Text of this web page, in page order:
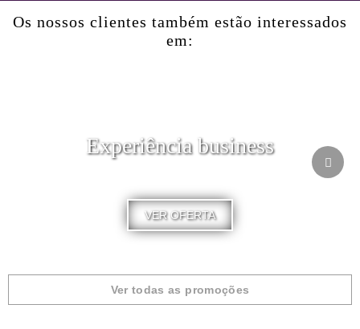
Os nossos clientes também estão interessados
em:
Experiência business
VER OFERTA
Ver todas as promoções